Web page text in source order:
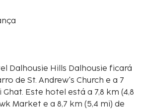
Dalhousie Hills Dalhousie ficará
de St. Andrew's Church e a 7
7,8 km (4,8
Market e a 8,7 km (5,4 mi) de